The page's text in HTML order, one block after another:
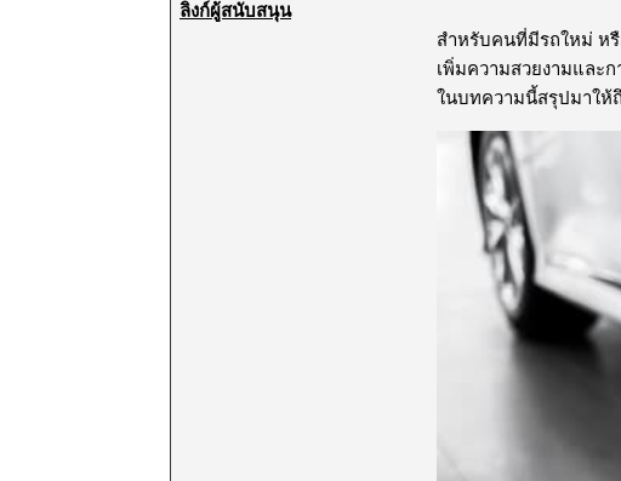
ลิงก์ผู้สนับสนุน
สำหรับคนที่มีรถใหม่ ห
เพิ่มความสวยงามและ
ในบทความนี้สรุปมาให้